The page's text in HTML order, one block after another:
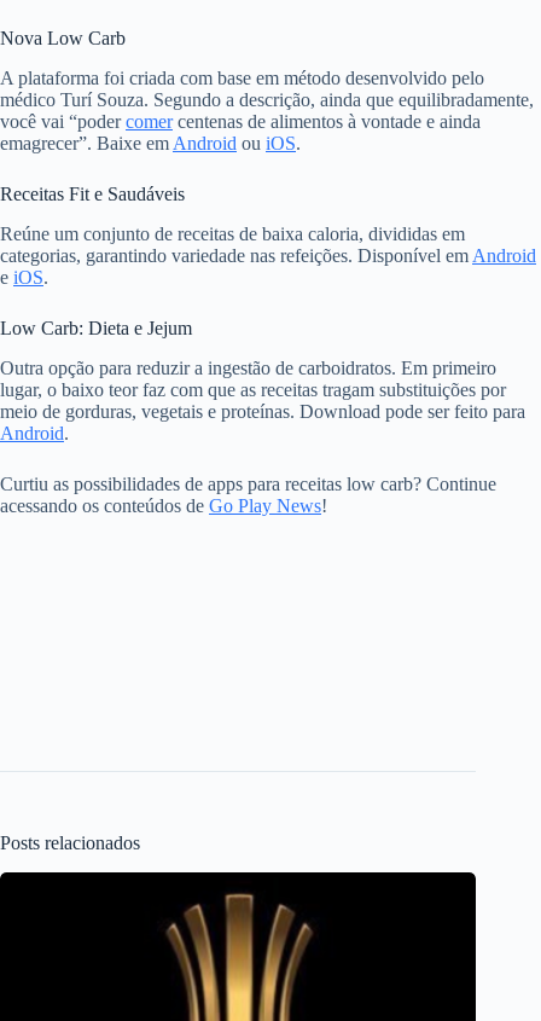
Nova Low Carb
A plataforma foi criada com base em método desenvolvido pelo
médico Turí Souza. Segundo a descrição, ainda que equilibradamente,
você vai “podercomercentenas de alimentos à vontade e ainda
emagrecer”. Baixe em Android ou iOS.
Receitas Fit e Saudáveis
Reúne um conjunto de receitas de baixa caloria, divididas em
categorias, garantindo variedade nas refeições. Disponível em Android
e iOS.
Low Carb: Dieta e Jejum
Outra opção para reduzir a ingestão de carboidratos. Em primeiro
lugar, o baixo teor faz com que as receitas tragam substituições por
meio de gorduras, vegetais e proteínas. Download pode ser feito para
Android.
Curtiu as possibilidades de apps para receitas low carb? Continue
acessando os conteúdos de Go Play News!
Posts relacionados